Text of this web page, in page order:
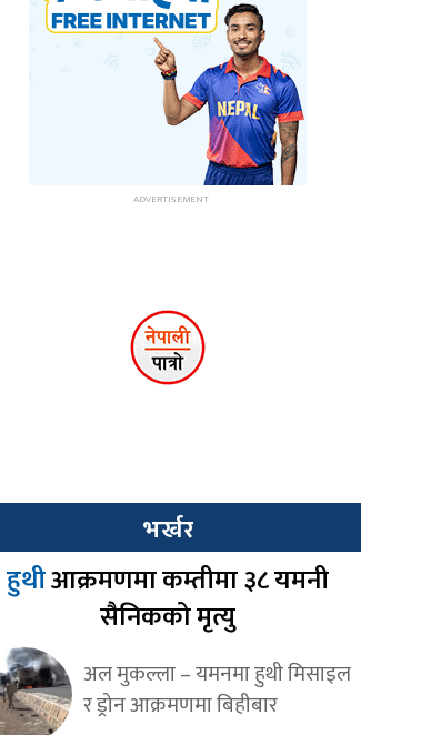
भर्खर
हुथीआक्रमणमा कम्तीमा ३८ यमनी
सैनिकको मृत्यु
अल मुकल्ला – यमनमा हुथी मिसाइल
र ड्रोन आक्रमणमा बिहीबार